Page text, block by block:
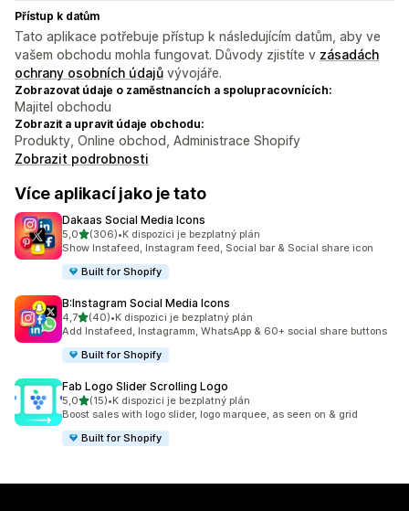
Přístup k datům
Tato aplikace potřebuje přístup k následujícím datům, aby ve
vašem obchodu mohla fungovat. Důvody zjistíte v zásadách
ochrany osobních údajů vývojáře.
Zobrazovat údaje o zaměstnancích a spolupracovnících:
Majitel obchodu
Zobrazit a upravit údaje obchodu:
Produkty, Online obchod, Administrace Shopify
Zobrazit podrobnosti
Více aplikací jako je tato
Dakaas Social Media Icons
5,0z 5 hvězd
(306)
Celkový počet recenzí: 306
•K dispozici je bezplatný plán
Show Instafeed, Instagram feed, Social bar & Social share icon
Built for Shopify
B:Instagram Social Media Icons
4,7z 5 hvězd
(40)
Celkový počet recenzí: 40
•K dispozici je bezplatný plán
Add Instafeed, Instagramm, WhatsApp & 60+ social share buttons
Built for Shopify
Fab Logo Slider Scrolling Logo
5,0z 5 hvězd
(15)
Celkový počet recenzí: 15
•K dispozici je bezplatný plán
Boost sales with logo slider, logo marquee, as seen on & grid
Built for Shopify